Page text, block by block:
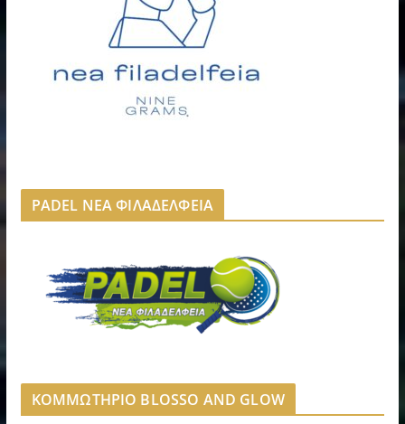
PADEL ΝΕΑ ΦΙΛΑΔΕΛΦΕΙΑ
ΚΟΜΜΩΤΗΡΙΟ BLOSSO AND GLOW